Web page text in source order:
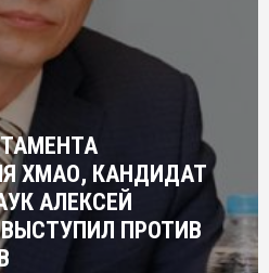
ХМАО, КАНДИДАТ
АЛЕКСЕЙ
ПРОТИВ